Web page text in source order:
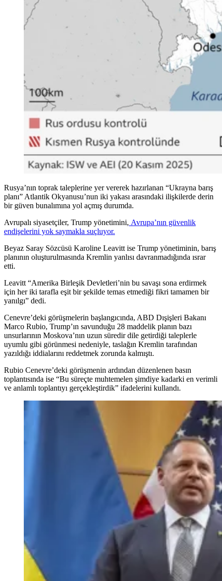
Rusya’nın toprak taleplerine yer vererek hazırlanan “Ukrayna barış
planı” Atlantik Okyanusu’nun iki yakası arasındaki ilişkilerde derin
bir güven bunalımına yol açmış durumda.
Avrupalı siyasetçiler, Trump yönetimini, Avrupa’nın güvenlik
endişelerini yok saymakla suçluyor.
Beyaz Saray Sözcüsü Karoline Leavitt ise Trump yönetiminin, barış
planının oluşturulmasında Kremlin yanlısı davranmadığında ısrar
etti.
Leavitt “Amerika Birleşik Devletleri’nin bu savaşı sona erdirmek
için her iki tarafla eşit bir şekilde temas etmediği fikri tamamen bir
yanılgı” dedi.
Cenevre’deki görüşmelerin başlangıcında, ABD Dışişleri Bakanı
Marco Rubio, Trump’ın savunduğu 28 maddelik planın bazı
unsurlarının Moskova’nın uzun süredir dile getirdiği taleplerle
uyumlu gibi görünmesi nedeniyle, taslağın Kremlin tarafından
yazıldığı iddialarını reddetmek zorunda kalmıştı.
Rubio Cenevre’deki görüşmenin ardından düzenlenen basın
toplantısında ise “Bu süreçte muhtemelen şimdiye kadarki en verimli
ve anlamlı toplantıyı gerçekleştirdik” ifadelerini kullandı.